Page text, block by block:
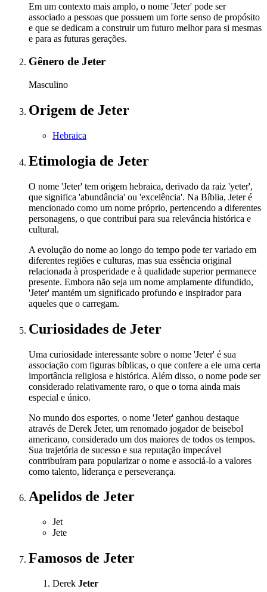
Em um contexto mais amplo, o nome 'Jeter' pode ser
associado a pessoas que possuem um forte senso de propósito
e que se dedicam a construir um futuro melhor para si mesmas
e para as futuras gerações.
Gênero de Jeter
Masculino
Origem de Jeter
Hebraica
Etimologia de Jeter
O nome 'Jeter' tem origem hebraica, derivado da raiz 'yeter',
que significa 'abundância' ou 'excelência'. Na Bíblia, Jeter é
mencionado como um nome próprio, pertencendo a diferentes
personagens, o que contribui para sua relevância histórica e
cultural.
A evolução do nome ao longo do tempo pode ter variado em
diferentes regiões e culturas, mas sua essência original
relacionada à prosperidade e à qualidade superior permanece
presente. Embora não seja um nome amplamente difundido,
'Jeter' mantém um significado profundo e inspirador para
aqueles que o carregam.
Curiosidades de Jeter
Uma curiosidade interessante sobre o nome 'Jeter' é sua
associação com figuras bíblicas, o que confere a ele uma certa
importância religiosa e histórica. Além disso, o nome pode ser
considerado relativamente raro, o que o torna ainda mais
especial e único.
No mundo dos esportes, o nome 'Jeter' ganhou destaque
através de Derek Jeter, um renomado jogador de beisebol
americano, considerado um dos maiores de todos os tempos.
Sua trajetória de sucesso e sua reputação impecável
contribuíram para popularizar o nome e associá-lo a valores
como talento, liderança e perseverança.
Apelidos de Jeter
Jet
Jete
Famosos de Jeter
Derek Jeter